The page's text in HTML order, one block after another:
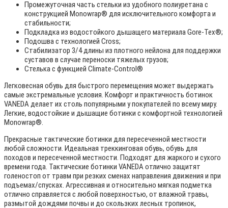
Промежуточная часть стельки из удобного полиуретана с
конструкцией Monowrap® для исключительного комфорта и
стабильности;
Подкладка из водостойкого дышащего материала Gore-Tex®;
Подошва с технологией Cross;
Стабилизатор 3/4 длины из плотного нейлона для поддержки
суставов в случае переноски тяжелых грузов;
Стелька с функцией Climate-Control®
Легковесная обувь для быстрого перемещения может выдержать
самые экстремальные условия. Комфорт и практичность ботинок
VANEDA делает их столь популярными у покупателей по всему миру.
Легкие, водостойкие и дышащие ботинки с комфортной технологией
Monowrap®.
Прекрасные тактические ботинки для пересеченной местности
любой сложности. Идеальная треккинговая обувь, обувь для
походов и пересеченной местности. Подходят для жаркого и сухого
времени года. Тактические ботинки VANEDA отлично защитят
голеностоп от травм при резких сменах направления движения и при
подъемах/спусках. Агрессивная и относительно мягкая подметка
отлично справляется с любой поверхностью, от влажной травы,
размытой дождями почвы и до скользких лесных тропинок,